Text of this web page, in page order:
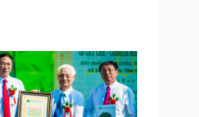
Giá cà phê
Công nghệ
Sành điệu